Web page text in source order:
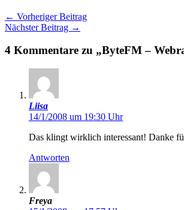
← Vorheriger Beitrag
Nächster Beitrag →
4 Kommentare zu „ByteFM –
Liisa
14/1/2008 um 19:30 Uhr
Das klingt wirklich interessant! Danke
Antworten
Freya